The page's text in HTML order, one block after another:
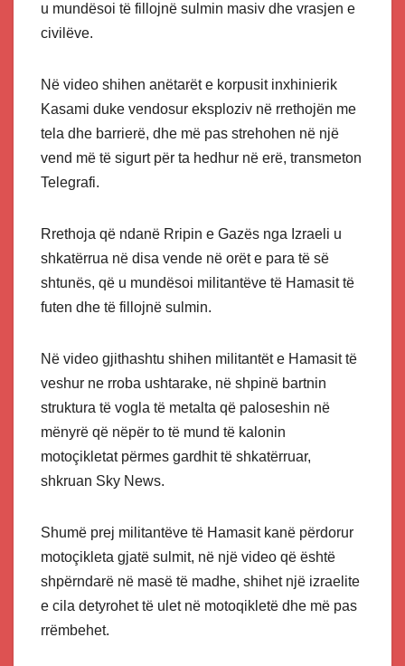
u mundësoi të fillojnë sulmin masiv dhe vrasjen e
civilëve.
Në video shihen anëtarët e korpusit inxhinierik
Kasami duke vendosur eksploziv në rrethojën me
tela dhe barrierë, dhe më pas strehohen në një
vend më të sigurt për ta hedhur në erë, transmeton
Telegrafi.
Rrethoja që ndanë Rripin e Gazës nga Izraeli u
shkatërrua në disa vende në orët e para të së
shtunës, që u mundësoi militantëve të Hamasit të
futen dhe të fillojnë sulmin.
Në video gjithashtu shihen militantët e Hamasit të
veshur ne rroba ushtarake, në shpinë bartnin
struktura të vogla të metalta që paloseshin në
mënyrë që nëpër to të mund të kalonin
motoçikletat përmes gardhit të shkatërruar,
shkruan Sky News.
Shumë prej militantëve të Hamasit kanë përdorur
motoçikleta gjatë sulmit, në një video që është
shpërndarë në masë të madhe, shihet një izraelite
e cila detyrohet të ulet në motoqikletë dhe më pas
rrëmbehet.